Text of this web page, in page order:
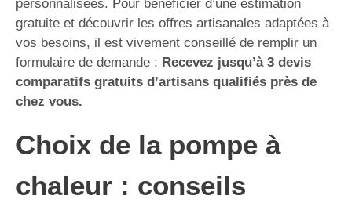
personnalisées. Pour bénéficier d’une estimation
gratuite et découvrir les offres artisanales adaptées à
vos besoins, il est vivement conseillé de remplir un
formulaire de demande : Recevez jusqu’à 3 devis
comparatifs gratuits d’artisans qualifiés près de
chez vous.
Choix de la pompe à
chaleur : conseils